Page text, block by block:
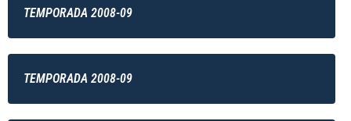
TEMPORADA 2008-09
TEMPORADA 2008-09